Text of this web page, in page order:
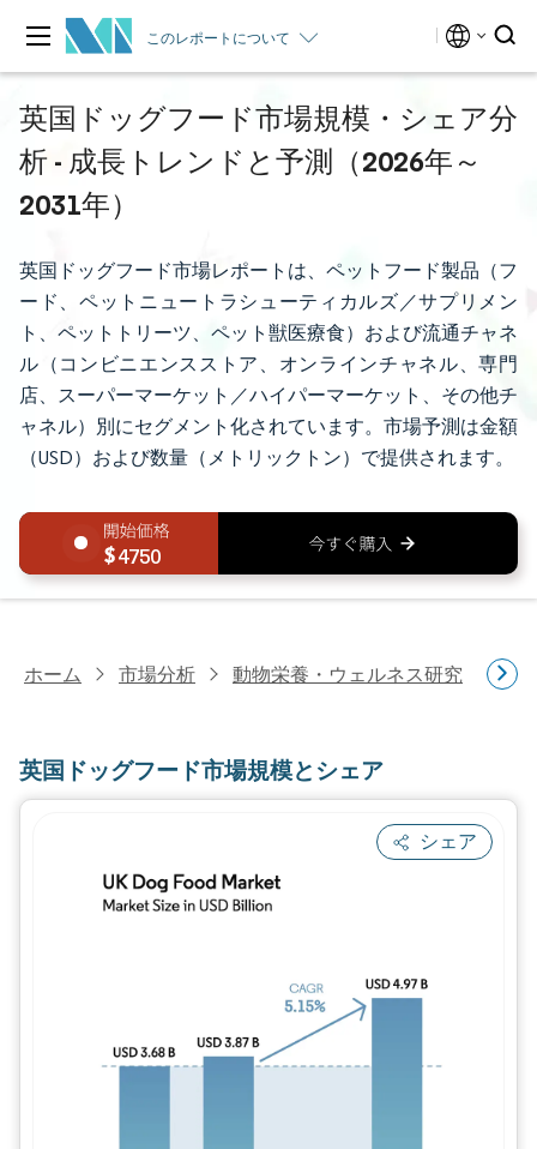
このレポートについて
英国ドッグフード市場規模・シェア分
析 - 成長トレンドと予測（2026年～
2031年）
英国ドッグフード市場レポートは、ペットフード製品（フ
ード、ペットニュートラシューティカルズ／サプリメン
ト、ペットトリーツ、ペット獣医療食）および流通チャネ
ル（コンビニエンスストア、オンラインチャネル、専門
店、スーパーマーケット／ハイパーマーケット、その他チ
ャネル）別にセグメント化されています。市場予測は金額
（USD）および数量（メトリックトン）で提供されます。
4750
ホーム 市場分析 動物栄養・ウェルネス研究 ペ
英国ドッグフード市場規模とシェア
シェア